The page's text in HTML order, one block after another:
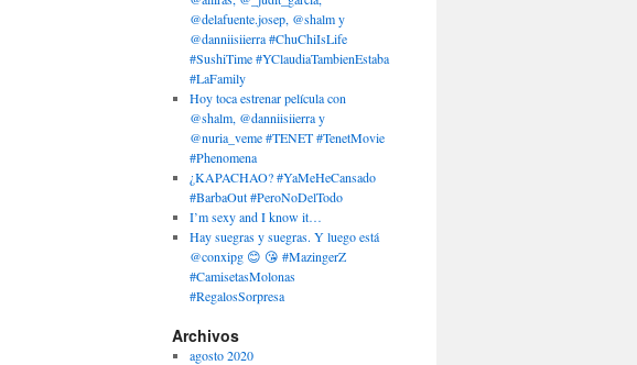
@delafuente.josep, @shalm y
@danniisiierra #ChuChiIsLife
#SushiTime #YClaudiaTambienEstaba
#LaFamily
Hoy toca estrenar película con
@shalm, @danniisiierra y
@nuria_veme #TENET #TenetMovie
#Phenomena
¿KAPACHAO? #YaMeHeCansado
#BarbaOut #PeroNoDelTodo
I’m sexy and I know it…
Hay suegras y suegras. Y luego está
@conxipg 😊 😘 #MazingerZ
#CamisetasMolonas
#RegalosSorpresa
Archivos
agosto 2020